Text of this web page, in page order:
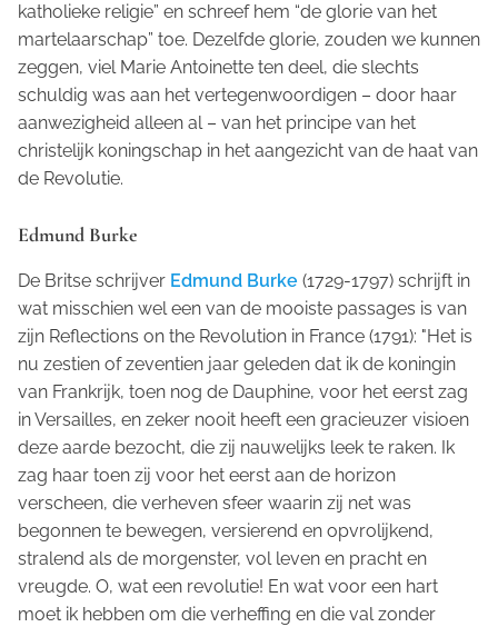
katholieke religie” en schreef hem “de glorie van het
martelaarschap” toe. Dezelfde glorie, zouden we kunnen
zeggen, viel Marie Antoinette ten deel, die slechts
schuldig was aan het vertegenwoordigen – door haar
aanwezigheid alleen al – van het principe van het
christelijk koningschap in het aangezicht van de haat van
de Revolutie.
Edmund Burke
De Britse schrijver Edmund Burke (1729-1797) schrijft in
wat misschien wel een van de mooiste passages is van
zijn Reflections on the Revolution in France (1791): "Het is
nu zestien of zeventien jaar geleden dat ik de koningin
van Frankrijk, toen nog de Dauphine, voor het eerst zag
in Versailles, en zeker nooit heeft een gracieuzer visioen
deze aarde bezocht, die zij nauwelijks leek te raken. Ik
zag haar toen zij voor het eerst aan de horizon
verscheen, die verheven sfeer waarin zij net was
begonnen te bewegen, versierend en opvrolijkend,
stralend als de morgenster, vol leven en pracht en
vreugde. O, wat een revolutie! En wat voor een hart
moet ik hebben om die verheffing en die val zonder